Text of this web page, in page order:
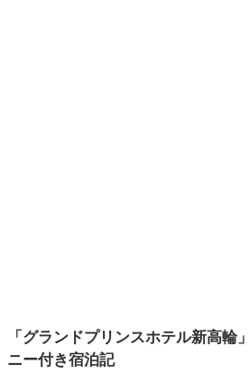
「グランドプリンスホテル新高輪
ニー付き宿泊記